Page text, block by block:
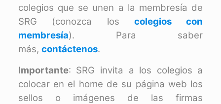
colegios que se unen a la membresía de
SRG (conozca los colegios con
membresía). Para saber
más, contáctenos.
Importante: SRG invita a los colegios a
colocar en el home de su página web los
sellos o imágenes de las firmas